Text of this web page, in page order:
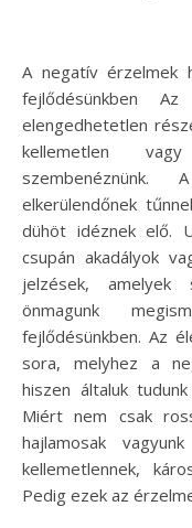
A negatív érzelmek hasznos szerepe az életünkben és
fejlődésünkben
elengedhetetlen
kellemetlen
elkerülendőnek
dühöt idéznek elő.
csupán akadályok
jelzések, amelyek
önmagunk
fejlődésünkben. Az
sora, melyhez a
hiszen általuk
Miért nem csak
hajlamosak
kellemetlennek,
Pedig ezek az